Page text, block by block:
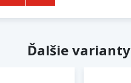
Ďalšie varianty